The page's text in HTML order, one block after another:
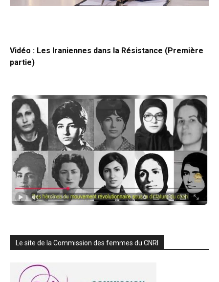
Vidéo : Les Iraniennes dans la Résistance (Première
partie)
Le site de la Commission des femmes du CNRI